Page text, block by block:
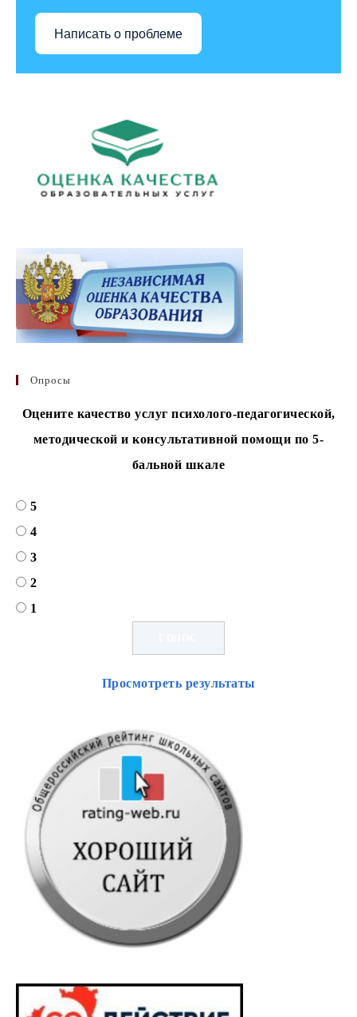
Написать о проблеме
Опросы
Оцените качество услуг психолого-педагогической,
методической и консультативной помощи по 5-
бальной шкале
5
4
3
2
1
Просмотреть результаты